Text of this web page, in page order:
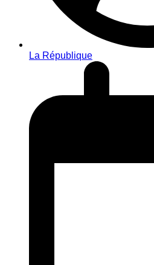
La République